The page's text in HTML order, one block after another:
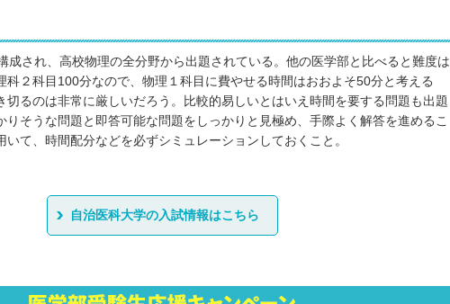
成され、高校物理の全分野から出題されている。他の医学部と比べると難度は
科２科目100分なので、物理１科目に費やせる時間はおおよそ50分と考える
切るのは非常に厳しいだろう。比較的易しいとはいえ時間を要する問題も出題
りそうな問題と即答可能な問題をしっかりと見極め、手際よく解答を進めるこ
いて、時間配分などを必ずシミュレーションしておくこと。
自治医科大学の入試情報はこちら